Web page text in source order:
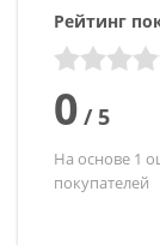
Рейтинг
0 /5
На основе 1
покупателей